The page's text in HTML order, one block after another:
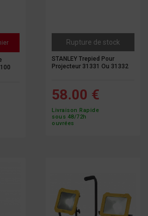
Rupture de stock
STANLEY Trepied Pour
Projecteur 31331 Ou 31332
58.00 €
Livraison Rapide
sous 48/72h
ouvrées